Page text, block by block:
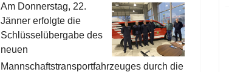
Am Donnerstag, 22.
Jänner erfolgte die
Schlüsselübergabe des
neuen
Mannschaftstransportfahrzeuges durch die